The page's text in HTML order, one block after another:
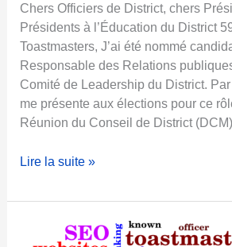
o
n
s
P
u
b
l
c
Chers Officiers de District, chers
Présidents à l’Éducation du District
Toastmasters, J’ai été nommé
Responsable des Relations
Comité de Leadership du District.
me présente aux élections pour ce
Réunion du Conseil de District
P
M
Lire la suite »